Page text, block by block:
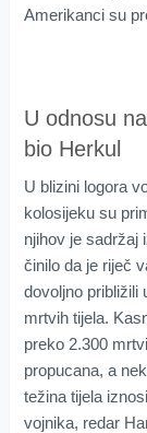
Amerikanci su
U odnosu
bio Herkul
U blizini logora
kolosijeku su
njihov je sadržaj
činilo da je riječ
dovoljno približili
mrtvih tijela.
preko 2.300
propucana, a
težina tijela
vojnika, redar